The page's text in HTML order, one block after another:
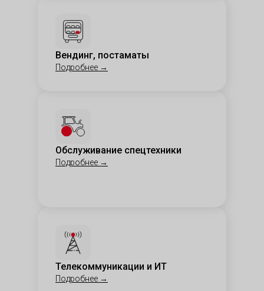
Вендинг, постаматы
Подробнее →
Обслуживание спецтехники
Подробнее →
Телекоммуникации и ИТ
Подробнее →